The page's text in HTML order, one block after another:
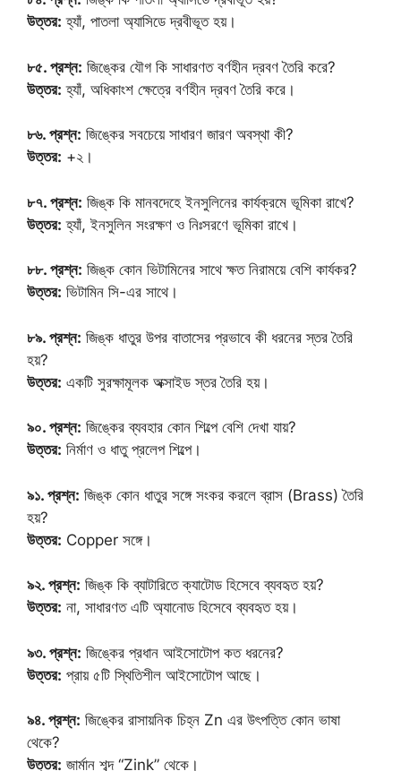
উত্তর: হ্যাঁ, পাতলা অ্যাসিডে দ্রবীভূত হয়।
৮৫. প্রশ্ন: জিঙ্কের যৌগ কি সাধারণত বর্ণহীন দ্রবণ তৈরি করে?
উত্তর: হ্যাঁ, অধিকাংশ ক্ষেত্রে বর্ণহীন দ্রবণ তৈরি করে।
৮৬. প্রশ্ন: জিঙ্কের সবচেয়ে সাধারণ জারণ অবস্থা কী?
উত্তর: +২।
৮৭. প্রশ্ন: জিঙ্ক কি মানবদেহে ইনসুলিনের কার্যক্রমে ভূমিকা রাখে?
উত্তর: হ্যাঁ, ইনসুলিন সংরক্ষণ ও নিঃসরণে ভূমিকা রাখে।
৮৮. প্রশ্ন: জিঙ্ক কোন ভিটামিনের সাথে ক্ষত নিরাময়ে বেশি কার্যকর?
উত্তর: ভিটামিন সি-এর সাথে।
৮৯. প্রশ্ন: জিঙ্ক ধাতুর উপর বাতাসের প্রভাবে কী ধরনের স্তর তৈরি
হয়?
উত্তর: একটি সুরক্ষামূলক অক্সাইড স্তর তৈরি হয়।
৯০. প্রশ্ন: জিঙ্কের ব্যবহার কোন শিল্পে বেশি দেখা যায়?
উত্তর: নির্মাণ ও ধাতু প্রলেপ শিল্পে।
৯১. প্রশ্ন: জিঙ্ক কোন ধাতুর সঙ্গে সংকর করলে ব্রাস (Brass) তৈরি
হয়?
উত্তর: Copper সঙ্গে।
৯২. প্রশ্ন: জিঙ্ক কি ব্যাটারিতে ক্যাটোড হিসেবে ব্যবহৃত হয়?
উত্তর: না, সাধারণত এটি অ্যানোড হিসেবে ব্যবহৃত হয়।
৯৩. প্রশ্ন: জিঙ্কের প্রধান আইসোটোপ কত ধরনের?
উত্তর: প্রায় ৫টি স্থিতিশীল আইসোটোপ আছে।
৯৪. প্রশ্ন: জিঙ্কের রাসায়নিক চিহ্ন Zn এর উৎপত্তি কোন ভাষা
থেকে?
উত্তর: জার্মান শব্দ “Zink” থেকে।